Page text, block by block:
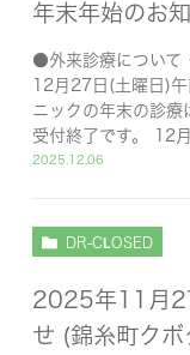
年末年始のお
●外来診療について
12月27日(土曜日)午
ニックの年末の診
受付終了です。 12
2025.12.06
DR-CLOSED
2025年11月
せ (錦糸町クボ